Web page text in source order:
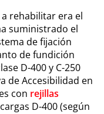
rehabilitar era el
suministrado el
de fijación
de fundición
D-400 y C-250
de Accesibilidad en
con rejillas
D-400 (según